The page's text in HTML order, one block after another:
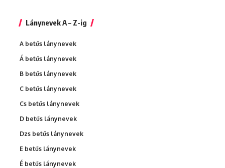
Lánynevek A – Z-ig
A betűs lánynevek
Á betűs lánynevek
B betűs lánynevek
C betűs lánynevek
Cs betűs lánynevek
D betűs lánynevek
Dzs betűs lánynevek
E betűs lánynevek
É betűs lánynevek